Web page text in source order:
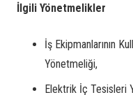
İlgili Yönetmelikler
İş Ekipmanlarının
Yönetmeliği,
Elektrik İç Tesisleri
Elektrik İç Tesisat
Enerji Analizi ve Harmonik
Katodik Koruma Ölçümü